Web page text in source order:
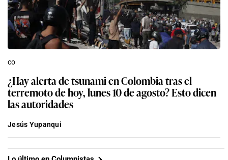
co
¿Hay alerta de tsunami en Colombia tras el
terremoto de hoy, lunes 10 de agosto? Esto dicen
las autoridades
Jesús Yupanqui